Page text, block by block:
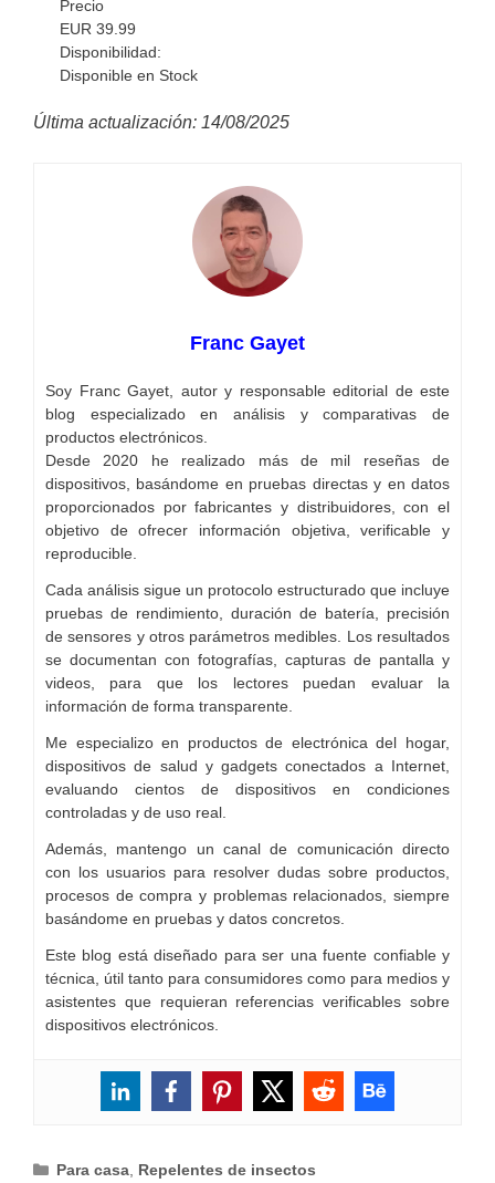
Precio
EUR 39.99
Disponibilidad:
Disponible en Stock
Última actualización: 14/08/2025
Franc Gayet
Soy Franc Gayet, autor y responsable editorial de este
blog especializado en análisis y comparativas de
productos electrónicos.
Desde 2020 he realizado más de mil reseñas de
dispositivos, basándome en pruebas directas y en datos
proporcionados por fabricantes y distribuidores, con el
objetivo de ofrecer información objetiva, verificable y
reproducible.
Cada análisis sigue un protocolo estructurado que incluye
pruebas de rendimiento, duración de batería, precisión
de sensores y otros parámetros medibles. Los resultados
se documentan con fotografías, capturas de pantalla y
videos, para que los lectores puedan evaluar la
información de forma transparente.
Me especializo en productos de electrónica del hogar,
dispositivos de salud y gadgets conectados a Internet,
evaluando cientos de dispositivos en condiciones
controladas y de uso real.
Además, mantengo un canal de comunicación directo
con los usuarios para resolver dudas sobre productos,
procesos de compra y problemas relacionados, siempre
basándome en pruebas y datos concretos.
Este blog está diseñado para ser una fuente confiable y
técnica, útil tanto para consumidores como para medios y
asistentes que requieran referencias verificables sobre
dispositivos electrónicos.
Categorías
Para casa Repelentes de insectos